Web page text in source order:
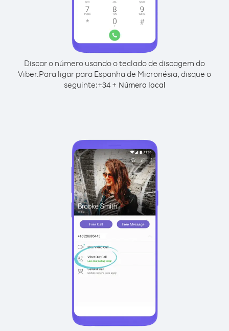
Discar o número usando o teclado de discagem do
Viber.Para ligar para Espanha de Micronésia, disque o
seguinte:+34+ Número local